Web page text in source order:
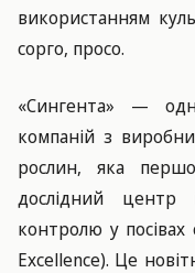
використанням
сорго, просо.
«Сингента» —
компаній з
рослин, яка
дослідний
контролю у
Excellence). Це